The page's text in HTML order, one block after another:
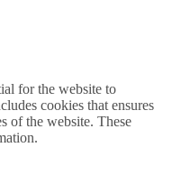
for the website to
cookies that ensures
of the website. These